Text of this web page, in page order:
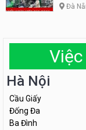
Đà
Hà Nội
Cầu Giấy
Đống Đa
Ba Đình